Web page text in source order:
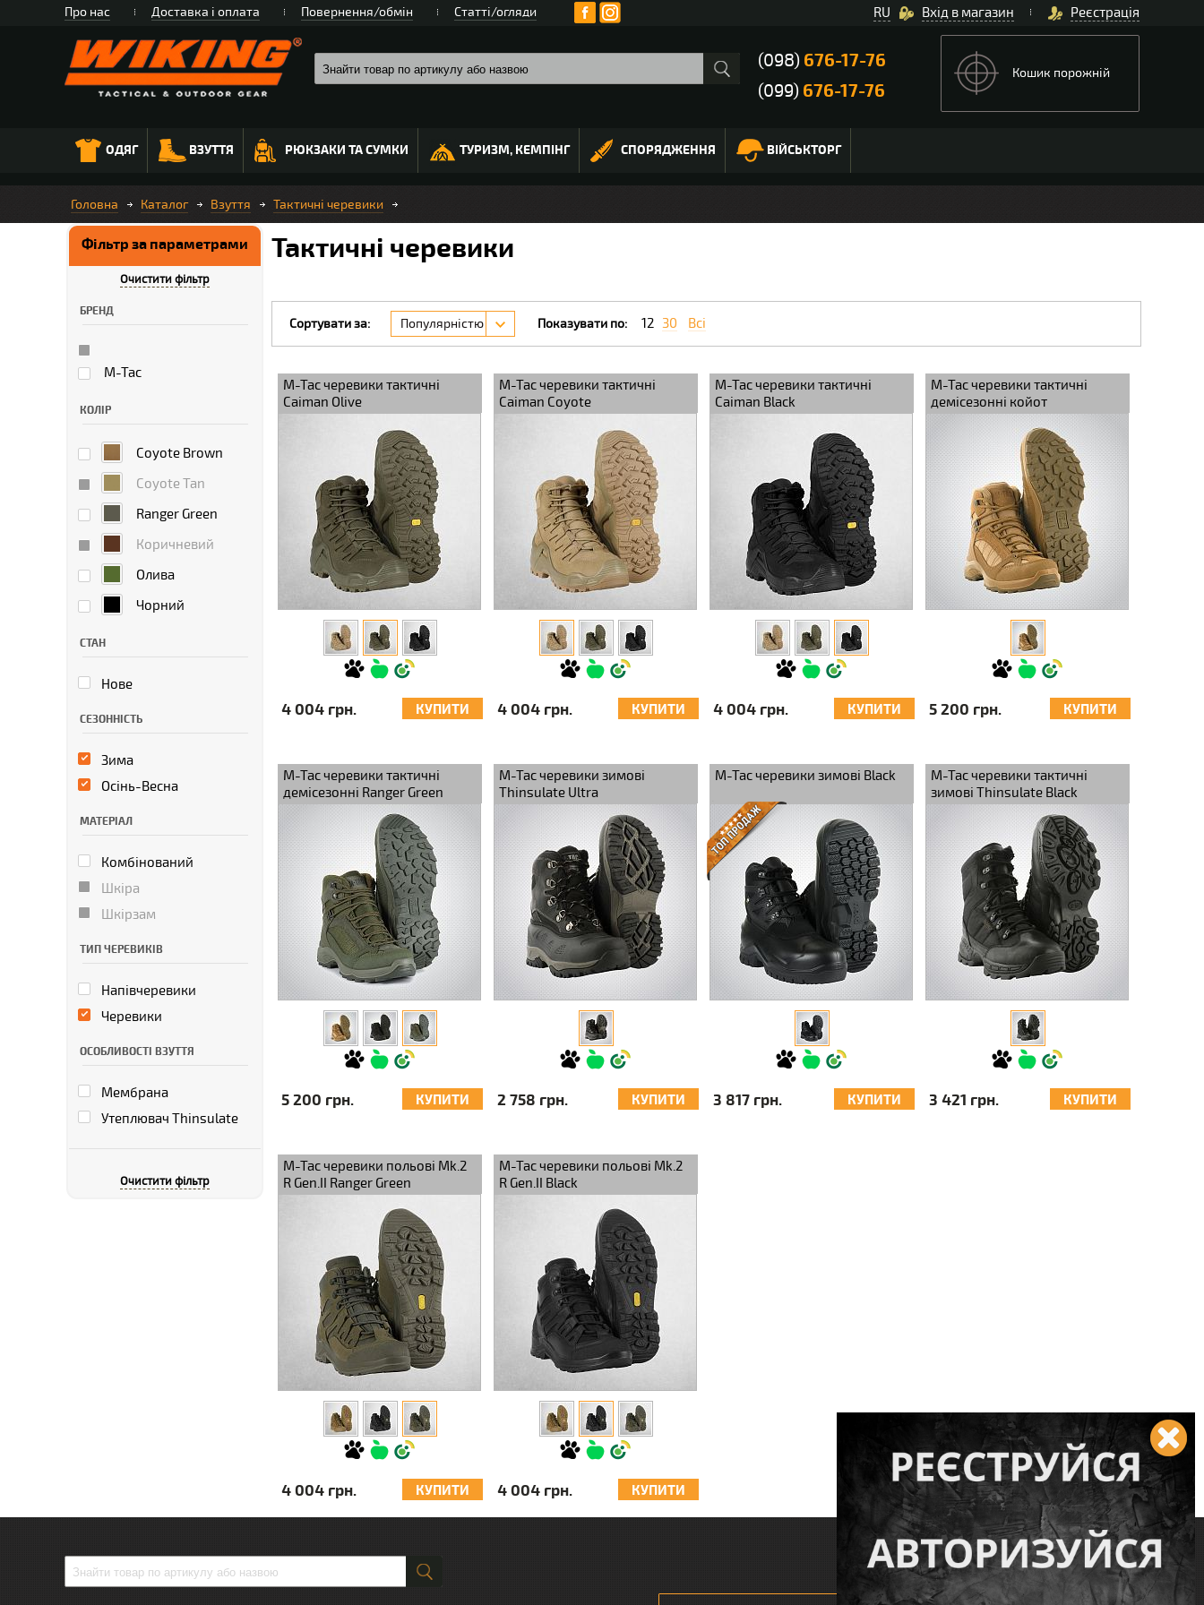
Про нас Доставка і оплата Повернення/обмін Статті/огляди Вхід в магазин Реєстрація
RU
(098) 676-17-76
(099) 676-17-76
Кошик порожній
ОДЯГ ВЗУТТЯ РЮКЗАКИ ТА СУМКИ ТУРИЗМ, КЕМПІНГ СПОРЯДЖЕННЯ ВІЙСЬКТОРГ
Головна Каталог Взуття Тактичні черевики
Тактичні черевики
Фільтр за параметрами
Очистити фільтр
БРЕНД
M-Tac
КОЛІР
Coyote Brown
Coyote Tan
Ranger Green
Коричневий
Олива
Чорний
СТАН
Нове
СЕЗОННІСТЬ
Зима
Осінь-Весна
МАТЕРІАЛ
Комбінований
Шкіра
Шкірзам
ТИП ЧЕРЕВИКІВ
Напівчеревики
Черевики
ОСОБЛИВОСТІ ВЗУТТЯ
Мембрана
Утеплювач Thinsulate
Очистити фільтр
Сортувати за: Популярністю Показувати по: 12 30 Всі
M-Tac черевики тактичні
Caiman Olive
4 004 грн. КУПИТИ
M-Tac черевики тактичні
Caiman Coyote
4 004 грн. КУПИТИ
M-Tac черевики тактичні
Caiman Black
4 004 грн. КУПИТИ
M-Tac черевики тактичні
демісезонні койот
5 200 грн. КУПИТИ
M-Tac черевики тактичні
демісезонні Ranger Green
5 200 грн. КУПИТИ
M-Tac черевики зимові
Thinsulate Ultra
2 758 грн. КУПИТИ
M-Tac черевики зимові Black
3 817 грн. КУПИТИ
M-Tac черевики тактичні
зимові Thinsulate Black
3 421 грн. КУПИТИ
M-Tac черевики польові Mk.2
R Gen.II Ranger Green
4 004 грн. КУПИТИ
M-Tac черевики польові Mk.2
R Gen.II Black
4 004 грн. КУПИТИ
Слідкуйте за нами: